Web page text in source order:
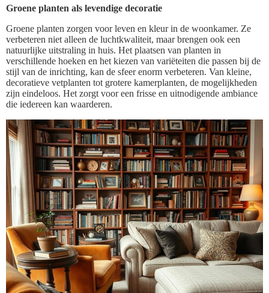
Groene planten als levendige decoratie
Groene planten zorgen voor leven en kleur in de woonkamer. Ze
verbeteren niet alleen de luchtkwaliteit, maar brengen ook een
natuurlijke uitstraling in huis. Het plaatsen van planten in
verschillende hoeken en het kiezen van variëteiten die passen bij de
stijl van de inrichting, kan de sfeer enorm verbeteren. Van kleine,
decoratieve vetplanten tot grotere kamerplanten, de mogelijkheden
zijn eindeloos. Het zorgt voor een frisse en uitnodigende ambiance
die iedereen kan waarderen.